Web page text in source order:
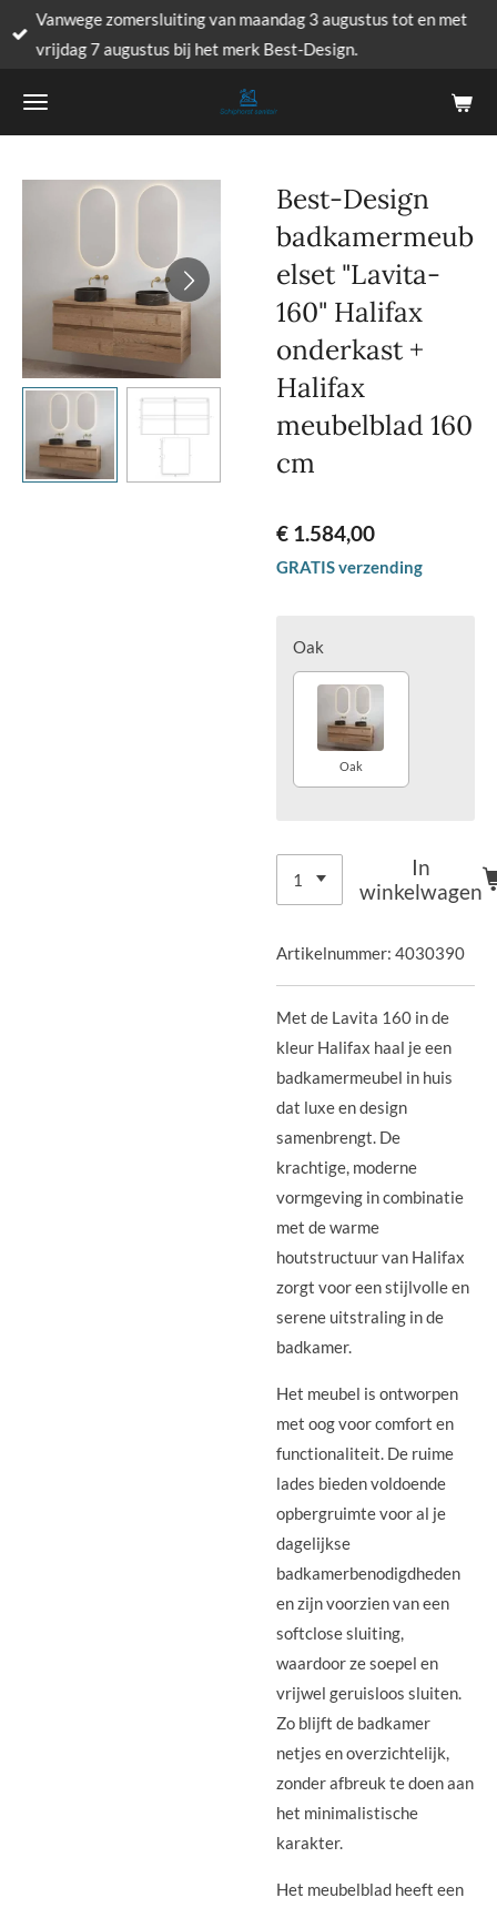
Ga
direct
de
Vanwege zomersluiting van maandag 3 augustus tot en met
vrijdag 7 augustus bij het merk Best-Design.
Best-Design
badkamermeub
elset "Lavita-
160" Halifax
onderkast +
Halifax
meubelblad 160
cm
€ 1.584,00
GRATIS verzending
Oak
Oak
In
winkelwagen
Artikelnummer: 4030390
Met de Lavita 160 in de
kleur Halifax haal je een
badkamermeubel in huis
dat luxe en design
samenbrengt. De
krachtige, moderne
vormgeving in combinatie
met de warme
houtstructuur van Halifax
zorgt voor een stijlvolle en
serene uitstraling in de
badkamer.
Het meubel is ontworpen
met oog voor comfort en
functionaliteit. De ruime
lades bieden voldoende
opbergruimte voor al je
dagelijkse
badkamerbenodigdheden
en zijn voorzien van een
softclose sluiting,
waardoor ze soepel en
vrijwel geruisloos sluiten.
Zo blijft de badkamer
netjes en overzichtelijk,
zonder afbreuk te doen aan
het minimalistische
karakter.
Het meubelblad heeft een